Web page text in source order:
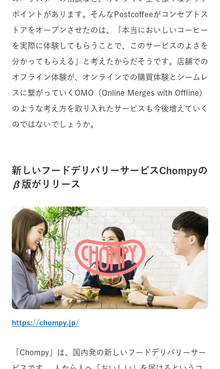
ポイントがあります。そんなPostcoffeeがコンセプトス
トアをオープンさせたのは、「本当においしいコーヒー
を実際に体験してもらうことで、このサービスのよさを
分かってもらえる」と考えたからだそうです。店舗での
オフライン体験が、オンラインでの購買体験とシームレ
スに繋がっていくOMO（Online Merges with Offline）
のような考え方を取り入れたサービスも今後増えていく
のではないでしょうか。
新しいフードデリバリーサービスChompyの
β版がリリース
https://chompy.jp/
「Chompy」は、国内発の新しいフードデリバリーサー